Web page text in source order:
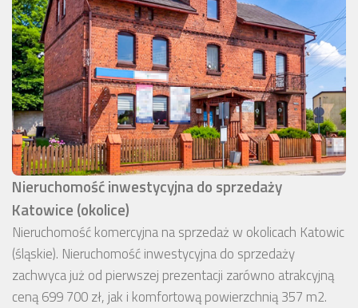
Nieruchomość inwestycyjna do sprzedaży
Katowice (okolice)
Nieruchomość komercyjna na sprzedaż w okolicach Katowic
(śląskie). Nieruchomość inwestycyjna do sprzedaży
zachwyca już od pierwszej prezentacji zarówno atrakcyjną
ceną 699 700 zł, jak i komfortową powierzchnią 357 m2.